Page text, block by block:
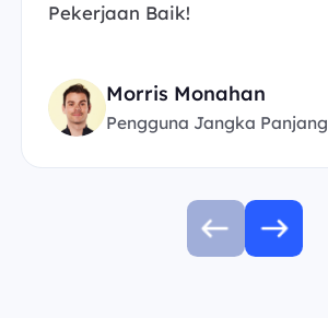
Pekerjaan Baik!
Morris Monahan
Pengguna Jangka Panjang